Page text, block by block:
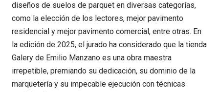
diseños de suelos de parquet en diversas categorías,
como la elección de los lectores, mejor pavimento
residencial y mejor pavimento comercial, entre otras. En
la edición de 2025, el jurado ha considerado que la tienda
Galery de Emilio Manzano es una obra maestra
irrepetible, premiando su dedicación, su dominio de la
marquetería y su impecable ejecución con técnicas